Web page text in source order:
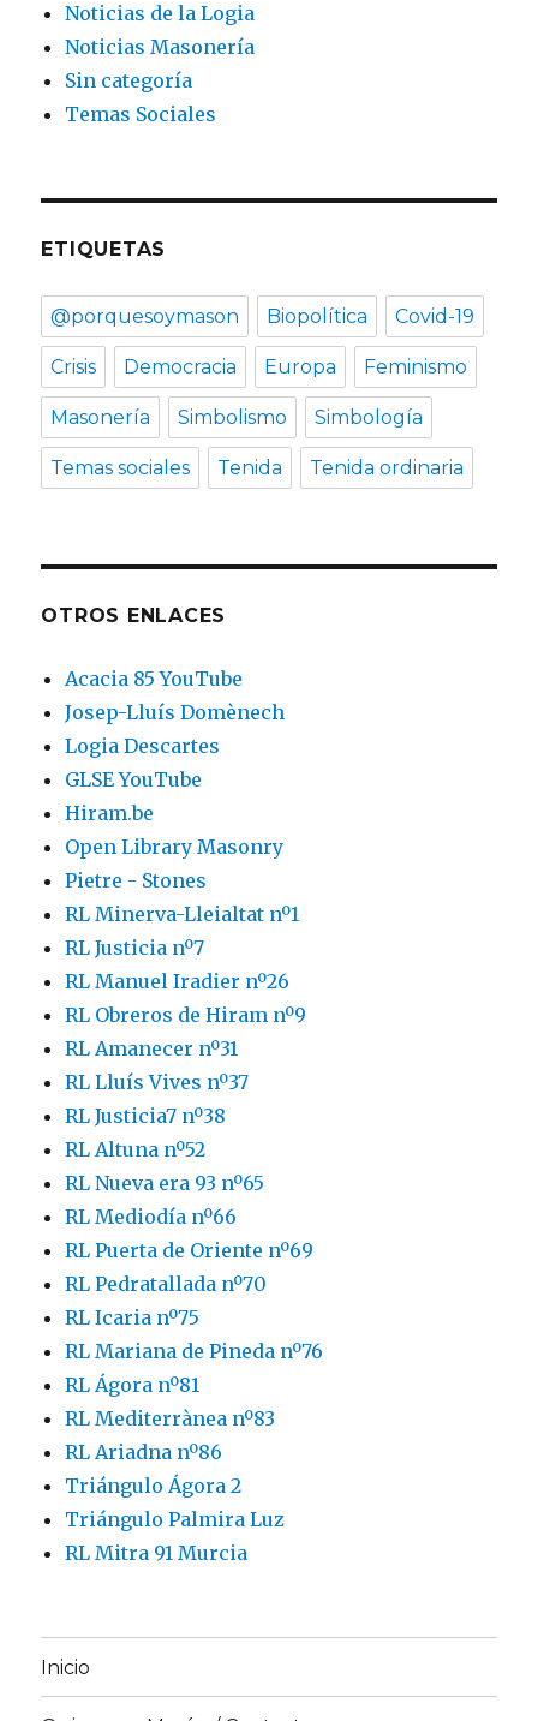
Noticias de la Logia
Noticias Masonería
Sin categoría
Temas Sociales
ETIQUETAS
@porquesoymason Biopolítica Covid-19
Crisis Democracia Europa Feminismo
Masonería Simbolismo Simbología
Temas sociales Tenida Tenida ordinaria
OTROS ENLACES
Acacia 85 YouTube
Josep-Lluís Domènech
Logia Descartes
GLSE YouTube
Hiram.be
Open Library Masonry
Pietre - Stones
RL Minerva-Lleialtat nº1
RL Justicia nº7
RL Manuel Iradier nº26
RL Obreros de Hiram nº9
RL Amanecer nº31
RL Lluís Vives nº37
RL Justicia7 nº38
RL Altuna nº52
RL Nueva era 93 nº65
RL Mediodía nº66
RL Puerta de Oriente nº69
RL Pedratallada nº70
RL Icaria nº75
RL Mariana de Pineda nº76
RL Ágora nº81
RL Mediterrànea nº83
RL Ariadna nº86
Triángulo Ágora 2
Triángulo Palmira Luz
RL Mitra 91 Murcia
Inicio